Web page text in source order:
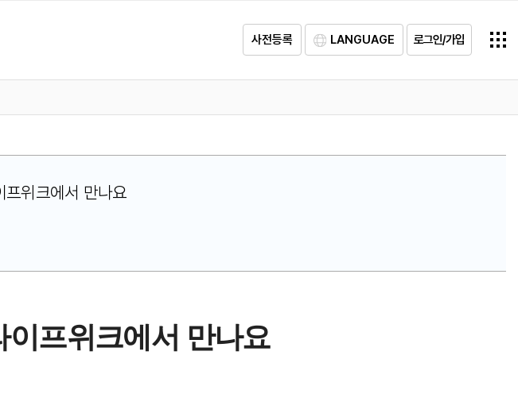
사전등록 LANGUAGE 로그인/가입
위크에서 만나요
프위크에서 만나요